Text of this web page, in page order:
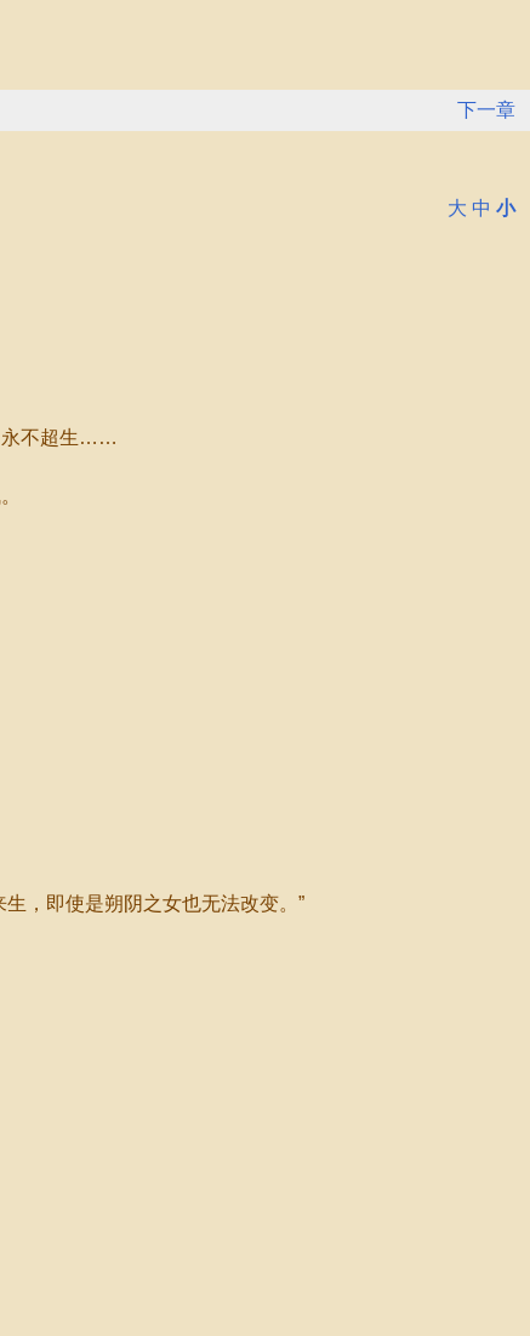
下一章
大 中 小
永不超生……
，即使是朔阴之女也无法改变。”